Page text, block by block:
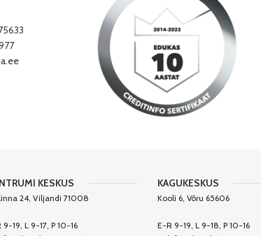
KESKUS
24, Viljandi 71008
9-19, L 9-17, P 10-16
KAGUKESKUS
Kooli 6, Võru 65606
E-R 9-19, L 9-18, P 10-16